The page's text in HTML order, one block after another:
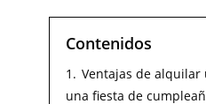
Contenidos
1. Ventajas de alquilar
una fiesta de